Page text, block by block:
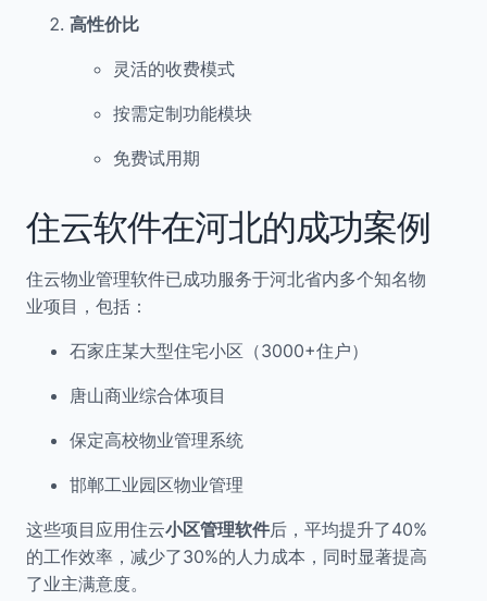
高性价比
灵活的收费模式
按需定制功能模块
免费试用期
住云软件在河北的成功案例
住云物业管理软件已成功服务于河北省内多个知名物
业项目，包括：
石家庄某大型住宅小区（3000+住户）
唐山商业综合体项目
保定高校物业管理系统
邯郸工业园区物业管理
这些项目应用住云小区管理软件后，平均提升了40%
的工作效率，减少了30%的人力成本，同时显著提高
了业主满意度。